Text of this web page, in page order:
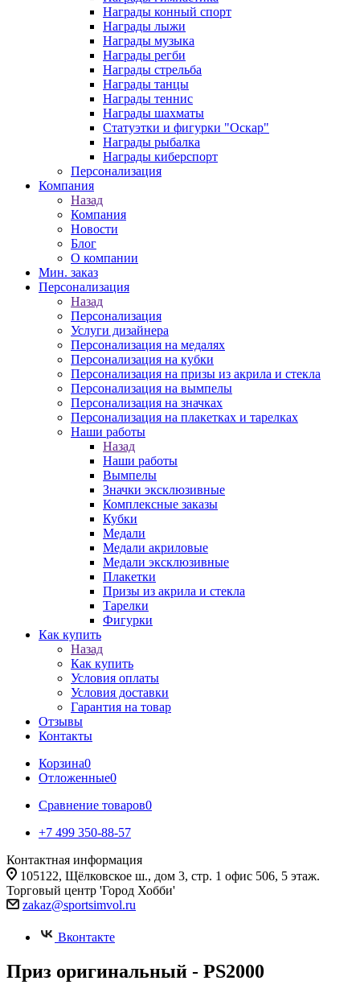
Награды конный спорт
Награды лыжи
Награды музыка
Награды регби
Награды стрельба
Награды танцы
Награды теннис
Награды шахматы
Статуэтки и фигурки "Оскар"
Награды рыбалка
Награды киберспорт
Персонализация
Компания
Назад
Компания
Новости
Блог
О компании
Мин. заказ
Персонализация
Назад
Персонализация
Услуги дизайнера
Персонализация на медалях
Персонализация на кубки
Персонализация на призы из акрила и стекла
Персонализация на вымпелы
Персонализация на значках
Персонализация на плакетках и тарелках
Наши работы
Назад
Наши работы
Вымпелы
Значки эксклюзивные
Комплексные заказы
Кубки
Медали
Медали акриловые
Медали эксклюзивные
Плакетки
Призы из акрила и стекла
Тарелки
Фигурки
Как купить
Назад
Как купить
Условия оплаты
Условия доставки
Гарантия на товар
Отзывы
Контакты
Корзина0
Отложенные0
Сравнение товаров0
+7 499 350-88-57
Контактная информация
105122, Щёлковское ш., дом 3, стр. 1 офис 506, 5 этаж.
Торговый центр 'Город Хобби'
zakaz@sportsimvol.ru
Вконтакте
Приз оригинальный - PS2000